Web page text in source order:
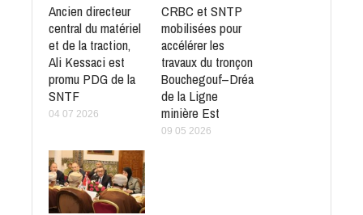
Ancien directeur
central du matériel
et de la traction,
Ali Kessaci est
promu PDG de la
SNTF
04 07 2026
CRBC et SNTP
mobilisées pour
accélérer les
travaux du tronçon
Bouchegouf–Dréa
de la Ligne
minière Est
09 05 2026